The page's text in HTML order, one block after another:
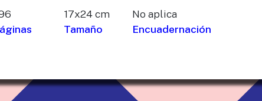
17x24 cm
Tamaño
No aplica
Encuadernación